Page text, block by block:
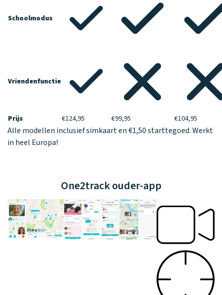
Schoolmodus
Vriendenfunctie
Prijs €124,95 €99,95 €104,95
Alle modellen inclusief simkaart en €1,50 starttegoed. Werkt
in heel Europa!
One2track ouder-app